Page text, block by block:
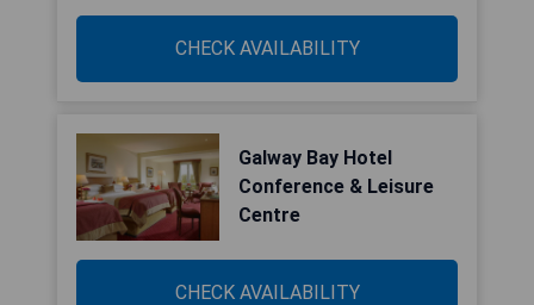
CHECK AVAILABILITY
Galway Bay Hotel
Conference & Leisure
Centre
CHECK AVAILABILITY